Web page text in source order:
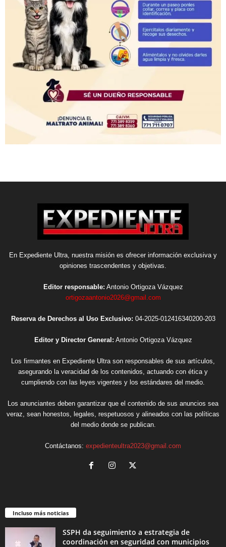
En Expediente Ultra, nuestra misión es ofrecer información exclusiva y
opiniones trascendentes y objetivas.
Editor responsable: Antonio Ortigoza Vázquez
ortigozaantonio2026@gmail.com
Reserva de Derechos al Uso Exclusivo: 04-2025-012416340200-203
Editor y Director General: Antonio Ortigoza Vázquez
Los firmantes en Expediente Ultra son responsables de sus artículos,
asegurando la veracidad de los contenidos, actuando con ética y
cumpliendo con las leyes vigentes y los estándares del medio.
Los anunciantes deben garantizar que el contenido de sus anuncios sea
veraz, sean honestos, legales, respetuosos y alineados con las políticas
del medio donde se publican.
Contáctanos: expedienteultra2023@gmail.com
Incluso más noticias
SSPH da seguimiento a estrategia de
coordinación en seguridad con municipios